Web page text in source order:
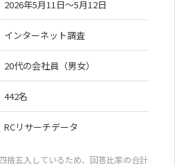
2026年5月11日～5月12日
インターネット調査
20代の会社員（男女）
442名
RCリサーチデータ
捨五入しているため、回答比率の合計